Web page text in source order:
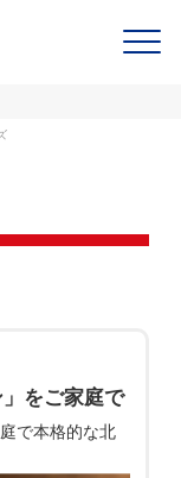
をご家庭で
で本格的な北